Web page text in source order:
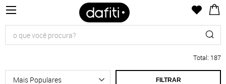
Total: 187
FILTRAR